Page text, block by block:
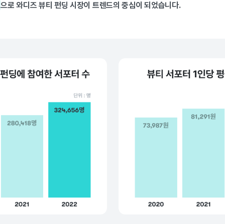
으로 와디즈 뷰티 펀딩 시장이 트렌드의 중심이 되었습니다.